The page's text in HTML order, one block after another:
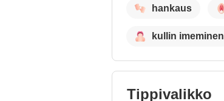
hankaus
kullin imeminen
Tippivalikko